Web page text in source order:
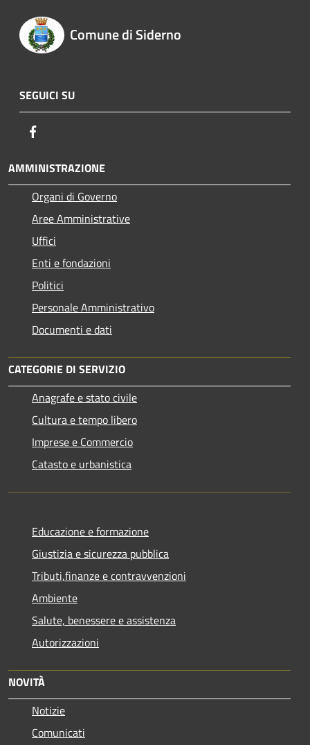
Comune di Siderno
SEGUICI SU
AMMINISTRAZIONE
Organi di Governo
Aree Amministrative
Uffici
Enti e fondazioni
Politici
Personale Amministrativo
Documenti e dati
CATEGORIE DI SERVIZIO
Anagrafe e stato civile
Cultura e tempo libero
Imprese e Commercio
Catasto e urbanistica
Educazione e formazione
Giustizia e sicurezza pubblica
Tributi,finanze e contravvenzioni
Ambiente
Salute, benessere e assistenza
Autorizzazioni
NOVITÀ
Notizie
Comunicati